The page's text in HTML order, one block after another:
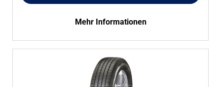
Mehr Informationen